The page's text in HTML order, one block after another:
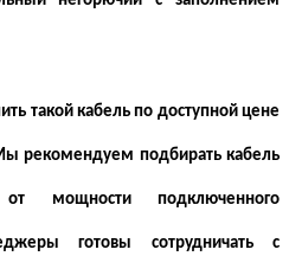
такой кабель по доступной цене
рекомендуем подбирать кабель
мощности подключенного
готовы сотрудничать с